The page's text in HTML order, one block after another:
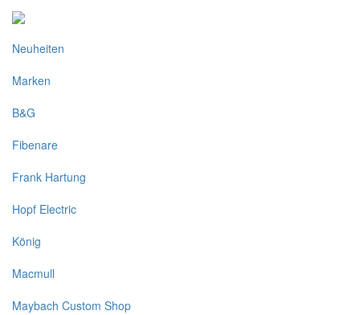
Neuheiten
Marken
B&G
Fibenare
Frank Hartung
Hopf Electric
König
Macmull
Maybach Custom Shop